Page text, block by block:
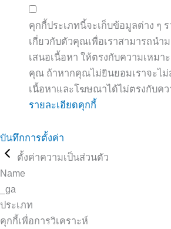
คุกกี้ประเภทนี้จะเก็บข้อมูลต่าง ๆ
เกี่ยวกับตัวคุณเพื่อเราสามารถนำ
เสนอเนื้อหา ให้ตรงกับความเหม
คุณ ถ้าหากคุณไม่ยินยอมเราจะไม่
เนื้อหาและโฆษณาได้ไม่ตรงกับค
รายละเอียดคุกกี้
บันทึกการตั้งค่า
ตั้งค่าความเป็นส่วนตัว
Name
_ga
ประเภท
คุกกี้เพื่อการวิเคราะห์